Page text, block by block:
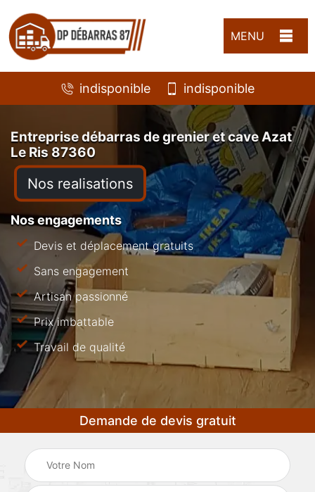
MENU
indisponible indisponible
Entreprise débarras de grenier et cave Azat
Le Ris 87360
Nos realisations
Nos engagements
Devis et déplacement gratuits
Sans engagement
Artisan passionné
Prix imbattable
Travail de qualité
Demande de devis gratuit